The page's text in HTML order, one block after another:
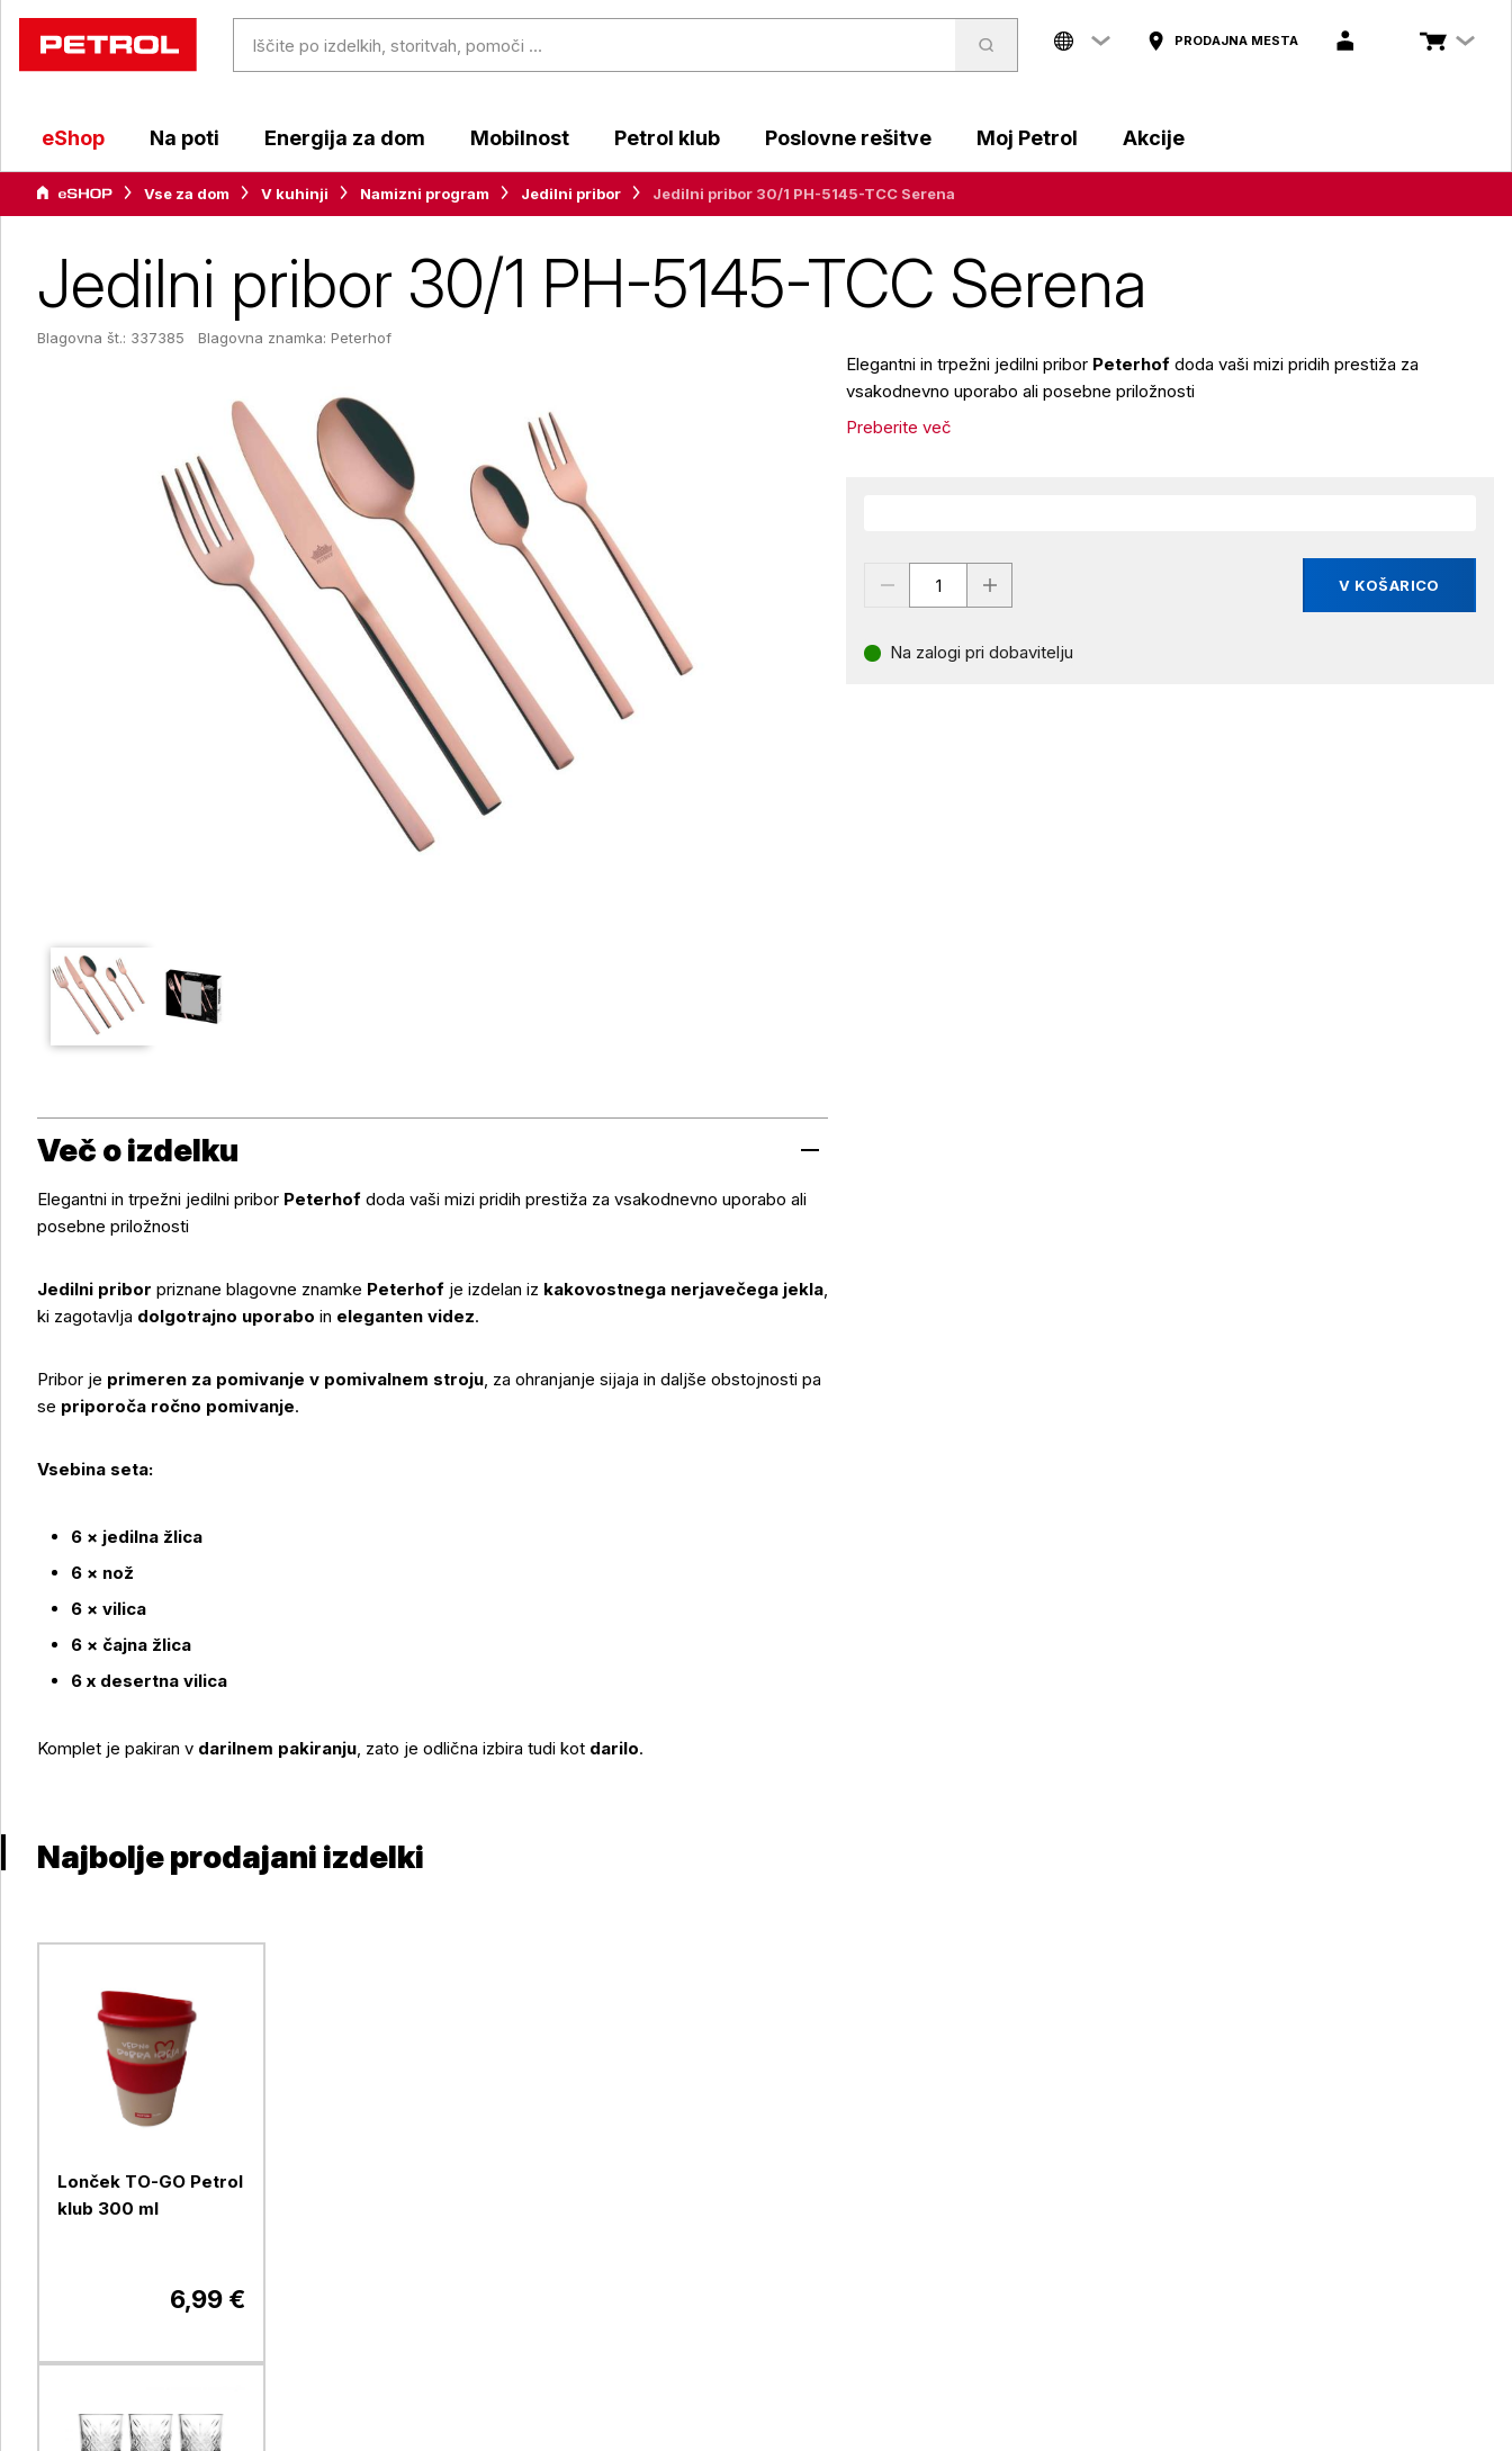
PRODAJNA MESTA
eShop Na poti Energija za dom Mobilnost Petrol klub Poslovne rešitve Moj Petrol Akcije
Vse za dom V kuhinji Namizni program Jedilni pribor Jedilni pribor 30/1 PH-5145-TCC Serena
Jedilni pribor 30/1 PH-5145-TCC Serena
Blagovna št.: 337385 Blagovna znamka: Peterhof
Elegantni in trpežni jedilni pribor Peterhof doda vaši mizi pridih prestiža za
vsakodnevno uporabo ali posebne priložnosti
Preberite več
V KOŠARICO
Na zalogi pri dobavitelju
Več o izdelku
Več o izdelku
Elegantni in trpežni jedilni pribor Peterhof doda vaši mizi pridih prestiža za vsakodnevno uporabo ali
posebne priložnosti
Jedilni pribor priznane blagovne znamke Peterhof je izdelan iz kakovostnega nerjavečega jekla,
ki zagotavlja dolgotrajno uporabo in eleganten videz.
Pribor je primeren za pomivanje v pomivalnem stroju, za ohranjanje sijaja in daljše obstojnosti pa
se priporoča ročno pomivanje.
Vsebina seta:
6 × jedilna žlica
6 × nož
6 × vilica
6 × čajna žlica
6 x desertna vilica
Komplet je pakiran v darilnem pakiranju, zato je odlična izbira tudi kot darilo.
Najbolje prodajani izdelki
Lonček TO-GO Petrol
klub 300 ml
6,99 €